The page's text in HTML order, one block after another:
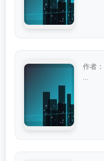
作者：